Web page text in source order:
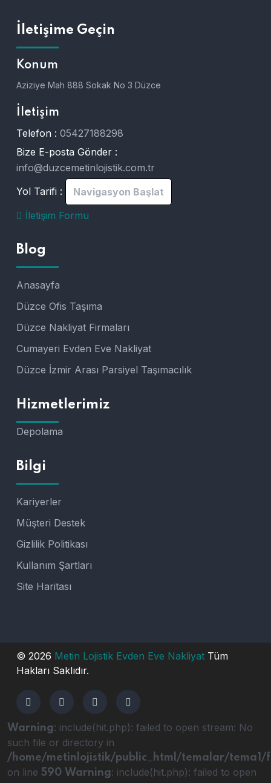
İletişime Geçin
Konum
Aziziye Mah 888 Sokak No 3 Düzce
İletişim
Telefon : 05427188298
Bize E-posta Gönder :
info@duzcemetinlojistik.com.tr
Yol Tarifi :
Navigasyon Başlat
İletişim Formu
Blog
Anasayfa
Düzce Ofis Taşıma
Düzce Nakliyat Firmaları
Cumayeri Evden Eve Nakliyat
Düzce İzmir Arası Parsiyel Taşımacılık
Hizmetlerimiz
Depolama
Bilgi
Kariyerler
Müşteri Destek
Gizlilik Politikası
Kullanım Şartları
Site Haritası
© 2026 Metin Lojistik Evden Eve Nakliyat Tüm
Hakları Saklıdır.
Warning: include(hit.php): failed to open stream: No
such file or directory in
/home/metinlojistik/public_html/temalar/tema1/
on line 590 Warning: include(hit.php): failed to open